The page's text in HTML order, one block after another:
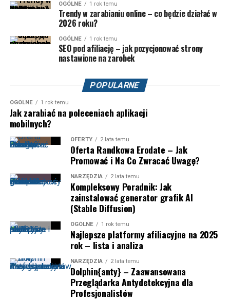
OGÓLNE 1 rok temu
Trendy w zarabianiu online – co będzie działać w
2026 roku?
OGÓLNE 1 rok temu
SEO pod afiliację – jak pozycjonować strony
nastawione na zarobek
POPULARNE
OGÓLNE 1 rok temu
Jak zarabiać na poleceniach aplikacji
mobilnych?
OFERTY 2 lata temu
Oferta Randkowa Erodate – Jak
Promować i Na Co Zwracać Uwagę?
NARZĘDZIA 2 lata temu
Kompleksowy Poradnik: Jak
zainstalować generator grafik AI
(Stable Diffusion)
OGÓLNE 1 rok temu
Najlepsze platformy afiliacyjne na 2025
rok – lista i analiza
NARZĘDZIA 2 lata temu
Dolphin{anty} – Zaawansowana
Przeglądarka Antydetekcyjna dla
Profesjonalistów